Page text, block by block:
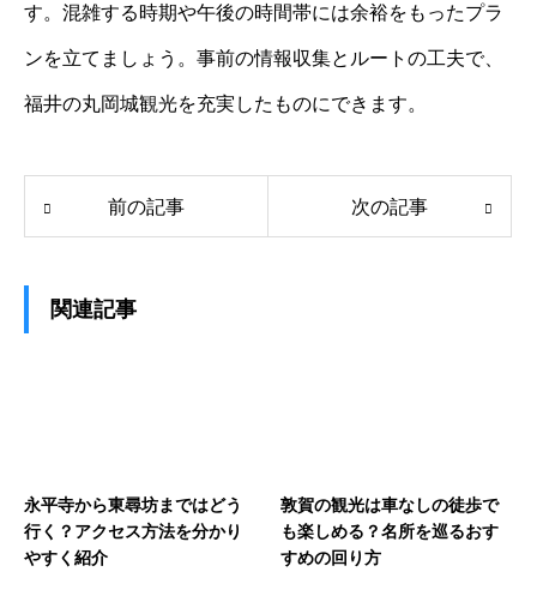
す。混雑する時期や午後の時間帯には余裕をもったプラ
ンを立てましょう。事前の情報収集とルートの工夫で、
福井の丸岡城観光を充実したものにできます。
前の記事 次の記事
関連記事
永平寺から東尋坊まではどう
行く？アクセス方法を分かり
やすく紹介
敦賀の観光は車なしの徒歩で
も楽しめる？名所を巡るおす
すめの回り方